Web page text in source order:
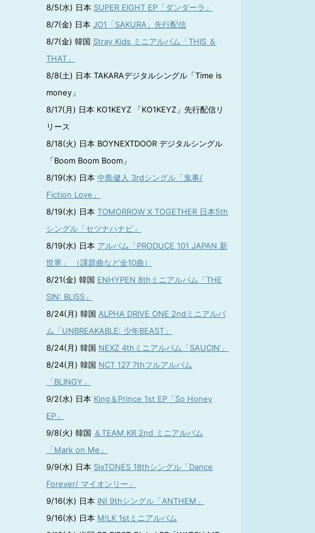
8/5(水) 日本 SUPER EIGHT EP「ダンダーラ」
8/7(金) 日本 JO1「SAKURA」先行配信
8/7(金) 韓国 Stray Kids ミニアルバム「THIS ＆
THAT」
8/8(土) 日本 TAKARAデジタルシングル「Time is
money」
8/17(月) 日本 KO1KEYZ 「KO1KEYZ」先行配信リ
リース
8/18(火) 日本 BOYNEXTDOOR デジタルシングル
「Boom Boom Boom」
8/19(水) 日本 中島健人 3rdシングル「鬼事/
Fiction Love」
8/19(水) 日本 TOMORROW X TOGETHER 日本5th
シングル「セツナハナビ」
8/19(水) 日本 アルバム「PRODUCE 101 JAPAN 新
世界」 （課題曲など全10曲）
8/21(金) 韓国 ENHYPEN 8thミニアルバム「THE
SIN: BLISS」
8/24(月) 韓国 ALPHA DRIVE ONE 2ndミニアルバ
ム「UNBREAKABLE: 少年BEAST」
8/24(月) 韓国 NEXZ 4thミニアルバム「SAUCIN’」
8/24(月) 韓国 NCT 127 7thフルアルバム
「BLINGY」
9/2(水) 日本 King＆Prince 1st EP「So Honey
EP」
9/8(火) 韓国 ＆TEAM KR 2nd ミニアルバム
「Mark on Me」
9/9(水) 日本 SixTONES 18thシングル「Dance
Forever/ マイオンリー」
9/16(水) 日本 INI 9thシングル「ANTHEM」
9/16(水) 日本 M!LK 1stミニアルバム